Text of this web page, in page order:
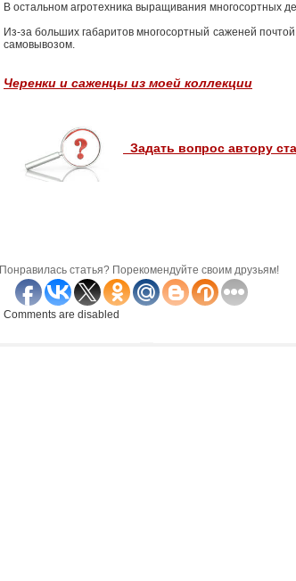
В остальном агротехника выращивания многосортных
Из-за больших габаритов многосортный саженей
самовывозом.
Черенки и саженцы из моей коллекции
Задать вопрос автору
Понравилась статья? Порекомендуйте своим друзьям!
Comments are disabled